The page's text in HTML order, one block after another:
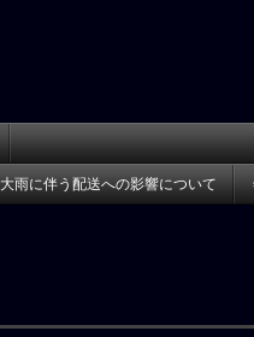
雨に伴う配送への影響について